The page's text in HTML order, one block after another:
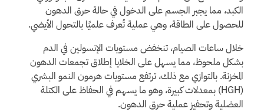
الكبد، مما يجبر الجسم على الدخول في حالة حرق الدهون
للحصول على الطاقة، وهي عملية تُعرف علميًا بالتحول الأيضي.
خلال ساعات الصيام، تنخفض مستويات الإنسولين في الدم
بشكل ملحوظ، مما يسهل على الخلايا إطلاق تجمعات الدهون
المخزنة. بالتوازي مع ذلك، ترتفع مستويات هرمون النمو البشري
(HGH) بمعدلات كبيرة، وهو ما يسهم في الحفاظ على الكتلة
العضلية وتحفيز عملية حرق الدهون.